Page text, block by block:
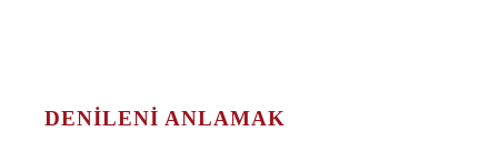
DENILENI ANLAMAK